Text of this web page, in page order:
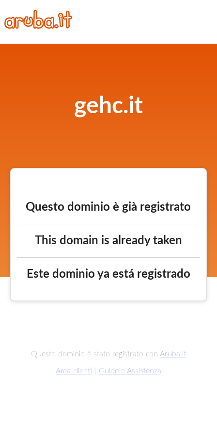
gehc.it
Questo dominio è già registrato
This domain is already taken
Este dominio ya está registrado
Questo dominio è stato registrato con Aruba.it
Area clienti Guide e Assistenza